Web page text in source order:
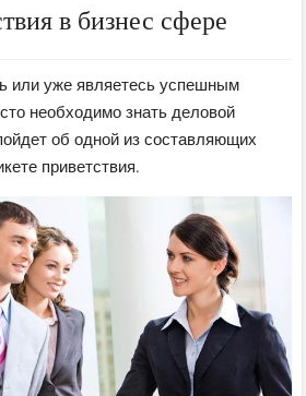
в бизнес сфере
или уже являетесь успешным
необходимо знать деловой
об одной из составляющих
приветствия.